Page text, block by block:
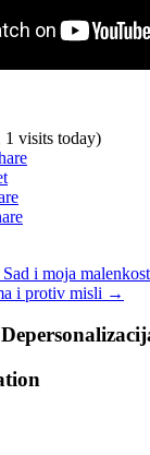
1 visits today)
i moja malenkost
i protiv misli →